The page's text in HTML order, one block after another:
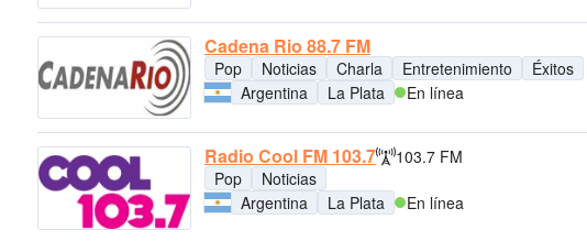
Cadena Rio 88.7 FM
Pop Noticias Charla Entretenimiento
Éxitos
Argentina
La Plata En línea
Radio Cool FM 103.7
103.7 FM
Pop
Noticias
Argentina
La Plata En línea